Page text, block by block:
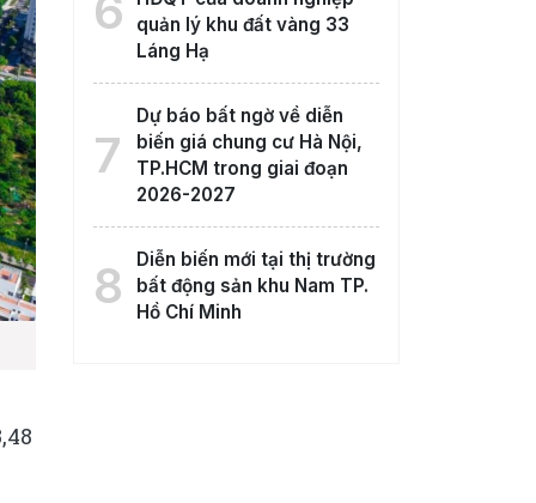
quản lý khu đất vàng 33
Láng Hạ
7
Dự báo bất ngờ về diễn
biến giá chung cư Hà Nội,
TP.HCM trong giai đoạn
2026-2027
8
Diễn biến mới tại thị trường
bất động sản khu Nam TP.
Hồ Chí Minh